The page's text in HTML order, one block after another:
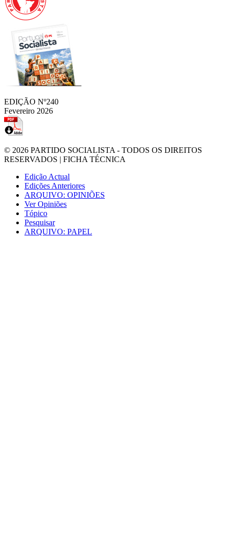
EDIÇÃO Nº240
Fevereiro 2026
© 2026 PARTIDO SOCIALISTA - TODOS OS DIREITOS
RESERVADOS | FICHA TÉCNICA
Edição Actual
Edições Anteriores
ARQUIVO: OPINIÕES
Ver Opiniões
Tópico
Pesquisar
ARQUIVO: PAPEL